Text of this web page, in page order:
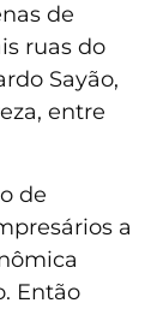
de
ruas do
Sayão,
entre
de
a
Então